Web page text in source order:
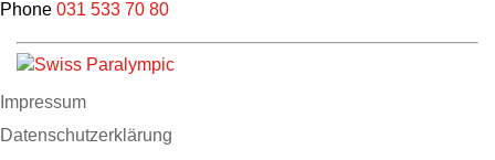
Phone 031 533 70 80
Impressum
Datenschutzerklärung